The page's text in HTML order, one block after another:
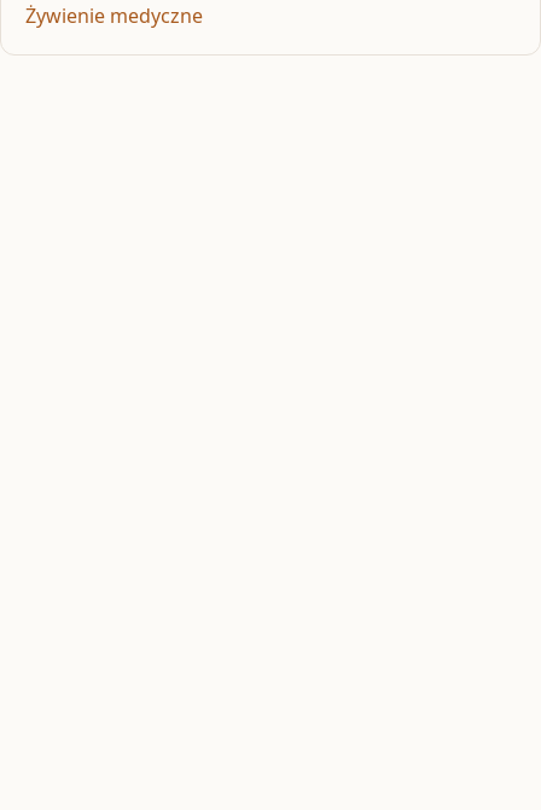
Żywienie medyczne